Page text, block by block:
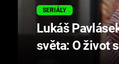
SERIÁLY
Lukáš
světa: O život